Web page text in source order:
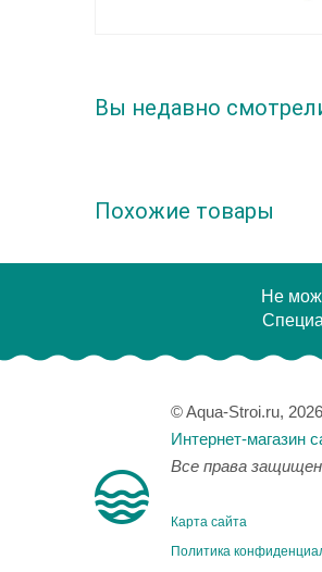
Вы недавно
Похожие товары
Не
© Aqua-Stroi.ru, 2026
Интернет-магазин
Все права
Карта сайта
Политика